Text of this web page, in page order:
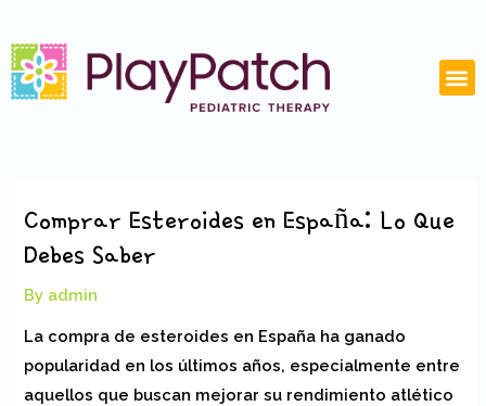
to
content
Comprar Esteroides en España: Lo Que
Debes Saber
By admin
La compra de esteroides en España ha ganado
popularidad en los últimos años, especialmente entre
aquellos que buscan mejorar su rendimiento atlético
navigation